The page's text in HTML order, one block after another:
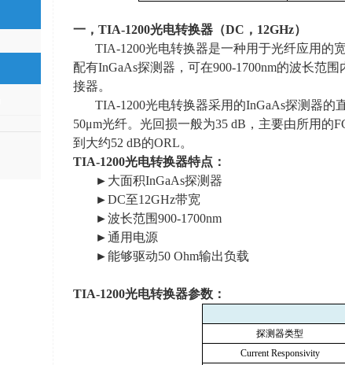
一， TIA-1200光电转换器（DC ， 12GHz）
TIA-1200光电转换器是一种用于光纤应用的
配有InGaAs探测器，可在900-1700nm的波长范围
接器。
TIA-1200光电转换器采用的InGaAs探测器的
50μm光纤。光回损一般为35 dB ，主要由所用的
到大约52 dB的ORL。
TIA-1200光电转换器特点：
►大面积InGaAs探测器
►DC至12GHz带宽
►波长范围900-1700nm
►通用电源
►能够驱动50 Ohm输出负载
TIA-1200光电转换器参数：
探测器类型
Current Responsivity